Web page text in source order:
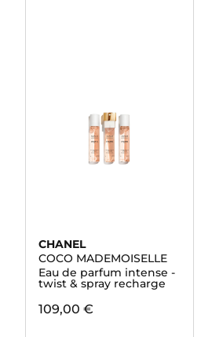
CHANEL
COCO MADEMOISELLE
Eau de parfum intense -
twist & spray recharge
109,00 €